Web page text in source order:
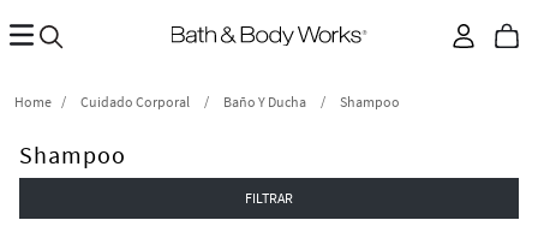
Cuidado Corporal Baño Y Ducha Shampoo
Shampoo
FILTRAR